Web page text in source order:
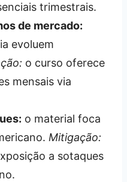
trimestrais.
de mercado:
evoluem
o curso oferece
mensais via
o material foca
Mitigação:
a sotaques